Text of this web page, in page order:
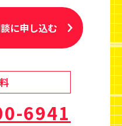
に申し込む
6941